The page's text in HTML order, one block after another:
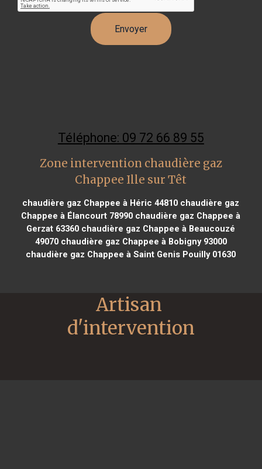
Téléphone: 09 72 66 89 55
Zone intervention chaudière gaz
Chappee Ille sur Têt
chaudière gaz Chappee à Héric 44810 chaudière gaz
Chappee à Élancourt 78990 chaudière gaz Chappee à
Gerzat 63360 chaudière gaz Chappee à Beaucouzé
49070chaudière gaz Chappee à Bobigny 93000
chaudière gaz Chappee à Saint Genis Pouilly 01630
Artisan
d'intervention